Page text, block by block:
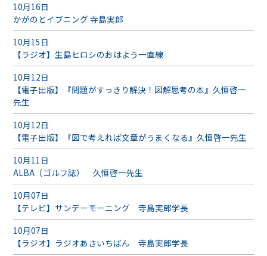
10月16日
かがのとイブニング 寺島実郎
10月15日
【ラジオ】生島ヒロシのおはよう一直線
10月12日
【電子出版】『問題がすっきり解決！図解思考の本』久恒啓一
先生
10月12日
【電子出版】『図で考えれば文章がうまくなる』久恒啓一先生
10月11日
ALBA（ゴルフ誌） 久恒啓一先生
10月07日
【テレビ】サンデーモーニング 寺島実郎学長
10月07日
【ラジオ】ラジオあさいちばん 寺島実郎学長